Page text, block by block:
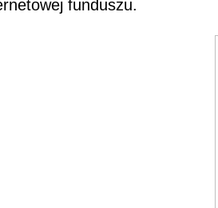
funduszu.